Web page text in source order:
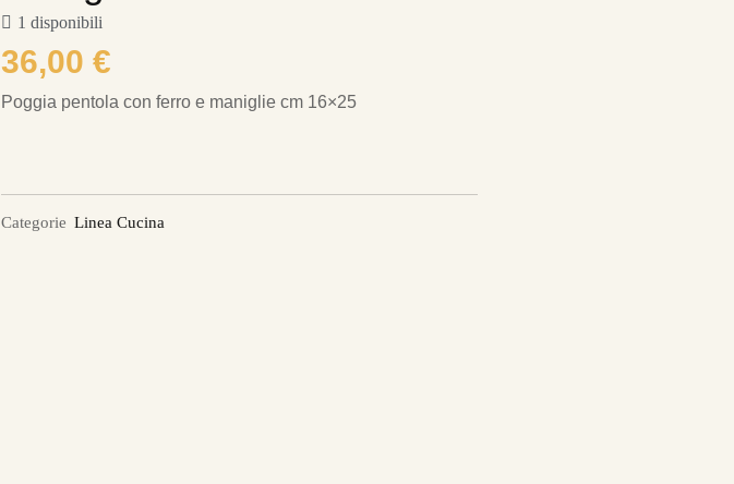
1 disponibili
36,00 €
Poggia pentola con ferro e maniglie cm 16×25
Categorie Linea Cucina